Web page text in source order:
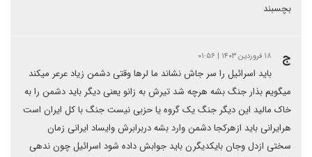
بچسبند
ج ۱۸ فروردین ۱۴۰۳ | ۰۱:۵۶
باید اسرائیل را سر جاش نشاند ما لرها وقتی دشمن زیاد عرعر میکند
میگویم بذار جنگ بشه هرچه شد تیرش به زانو یعنی دیگر باید دشمن را به
خاک مالید این دیگر جنگ یک گروه یا حزبی نیست جنگ با کل ایران است
هرایرانی باید ازهرکجا دشمن وارد بشه دربرابرش وایساد ایرانی زمان
سختی ازدل وجان بایکدیگرن باید جوابش داده شود اسرائیل چون ندهی